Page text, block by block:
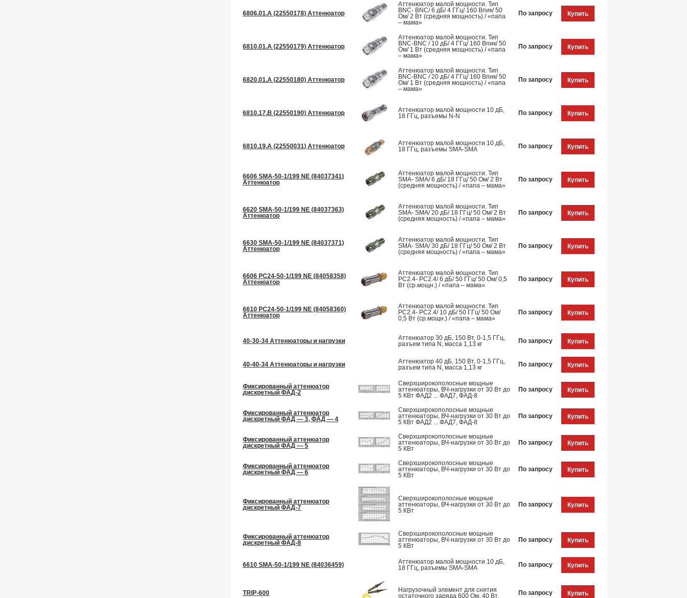
6806.01.A (22550178) Аттенюатор
Аттенюатор малой мощности. Тип
BNC- BNC/ 6 дБ/ 4 ГГц/ 160 Впик/ 50
Ом/ 2 Вт (средняя мощность) / «папа
– мама»
По запросу Купить
6810.01.A (22550179) Аттенюатор
Аттенюатор малой мощности. Тип
BNC-BNC / 10 дБ/ 4 ГГц/ 160 Впик/ 50
Ом/ 1 Вт (средняя мощность) / «папа
– мама»
По запросу Купить
6820.01.A (22550180) Аттенюатор
Аттенюатор малой мощности. Тип
BNC-BNC / 20 дБ/ 4 ГГц/ 160 Впик/ 50
Ом/ 1 Вт (средняя мощность) / «папа
– мама»
По запросу Купить
6810.17.B (22550190) Аттенюатор
Аттенюатор малой мощности 10 дБ,
18 ГГц, разъемы N-N
По запросу Купить
6810.19.A (22550031) Аттенюатор
Аттенюатор малой мощности 10 дБ,
18 ГГц, разъемы SMA-SMA
По запросу Купить
6606 SMA-50-1/199 NE (84037341)
Аттенюатор
Аттенюатор малой мощности. Тип
SMA- SMA/ 6 дБ/ 18 ГГц/ 50 Ом/ 2 Вт
(средняя мощность) / «папа – мама»
По запросу Купить
6620 SMA-50-1/199 NE (84037363)
Аттенюатор
Аттенюатор малой мощности. Тип
SMA- SMA/ 20 дБ/ 18 ГГц/ 50 Ом/ 2 Вт
(средняя мощность) / «папа – мама»
По запросу Купить
6630 SMA-50-1/199 NE (84037371)
Аттенюатор
Аттенюатор малой мощности. Тип
SMA- SMA/ 30 дБ/ 18 ГГц/ 50 Ом/ 2 Вт
(средняя мощность) / «папа – мама»
По запросу Купить
6606 PC24-50-1/199 NE (84058358)
Аттенюатор
Аттенюатор малой мощности. Тип
PC2.4- PC2.4/ 6 дБ/ 50 ГГц/ 50 Ом/ 0,5
Вт (ср.мощн.) / «папа – мама»
По запросу Купить
6610 PC24-50-1/199 NE (84058360)
Аттенюатор
Аттенюатор малой мощности. Тип
PC2.4- PC2.4/ 10 дБ/ 50 ГГц/ 50 Ом/
0,5 Вт (ср.мощн.) / «папа – мама»
По запросу Купить
40-30-34 Аттенюаторы и нагрузки
Аттенюатор 30 дБ, 150 Вт, 0-1,5 ГГц,
разъем типа N, масса 1,13 кг
По запросу Купить
40-40-34 Аттенюаторы и нагрузки
Аттенюатор 40 дБ, 150 Вт, 0-1,5 ГГц,
разъем типа N, масса 1,13 кг
По запросу Купить
Фиксированный аттенюатор
дискретный ФАД-2
Сверхширокополосные мощные
аттенюаторы, ВЧ-нагрузки от 30 Вт до
5 КВт ФАД2 ... ФАД7, ФАД-8
По запросу Купить
Фиксированный аттенюатор
дискретный ФАД — 3, ФАД — 4
Сверхширокополосные мощные
аттенюаторы, ВЧ-нагрузки от 30 Вт до
5 КВт ФАД2 ... ФАД7, ФАД-8
По запросу Купить
Фиксированный аттенюатор
дискретный ФАД — 5
Сверхширокополосные мощные
аттенюаторы, ВЧ-нагрузки от 30 Вт до
5 КВт
По запросу Купить
Фиксированный аттенюатор
дискретный ФАД — 6
Сверхширокополосные мощные
аттенюаторы, ВЧ-нагрузки от 30 Вт до
5 КВт
По запросу Купить
Фиксированный аттенюатор
дискретный ФАД-7
Сверхширокополосные мощные
аттенюаторы, ВЧ-нагрузки от 30 Вт до
5 КВт
По запросу Купить
Фиксированный аттенюатор
дискретный ФАД-8
Сверхширокополосные мощные
аттенюаторы, ВЧ-нагрузки от 30 Вт до
5 КВт
По запросу Купить
6610 SMA-50-1/199 NE (84036459)
Аттенюатор малой мощности 10 дБ,
18 ГГц, разъемы SMA-SMA
По запросу Купить
TRIP-600
Нагрузочный элемент для снятия
остаточного заряда 600 Ом, 40 Вт.
По запросу Купить